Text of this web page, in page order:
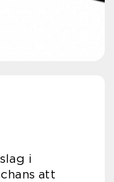
i
att